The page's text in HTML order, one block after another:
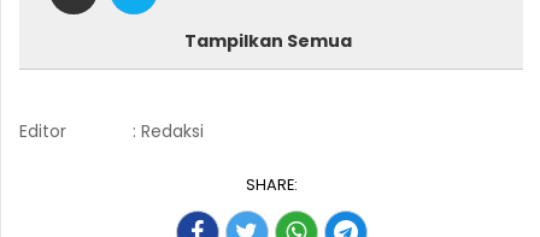
Tampilkan Semua
Editor : Redaksi
SHARE: